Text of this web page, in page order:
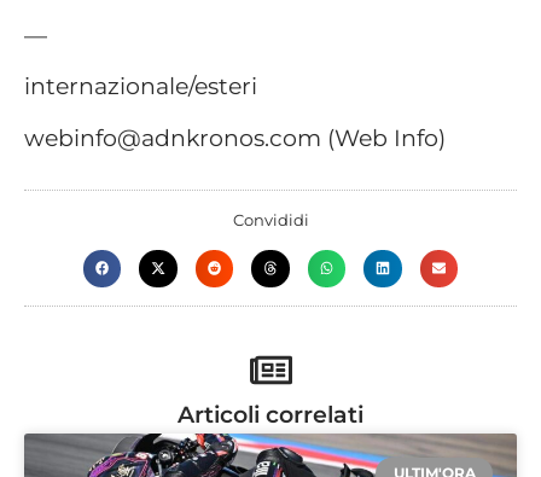
—
internazionale/esteri
webinfo@adnkronos.com (Web Info)
Convididi
Articoli correlati
ULTIM'ORA